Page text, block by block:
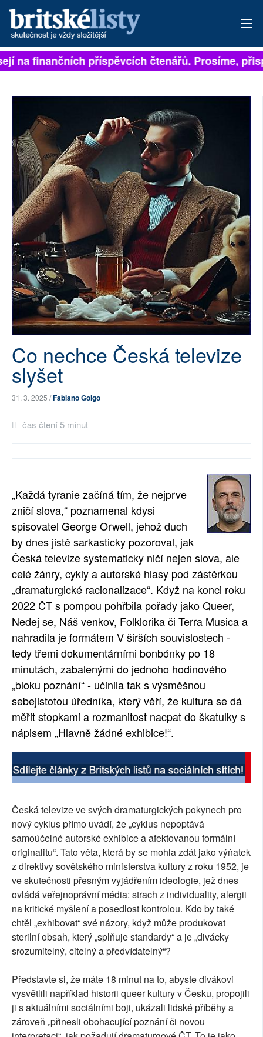
PŘIHLÁSIT
ARCHIV
ROZHOVORY
TÉMATA
NEJČTENĚJŠÍ ZA 7 DNÍ
AUTOŘI
PŘÍSPĚVKY NA PROVOZ
SOCIÁLNÍ SÍTĚ
RUBRIKY
PLNÁ VERZE STRÁNEK
na finančních příspěvcích čtenářů. Prosíme,
Co nechce Česká televize
slyšet
31. 3. 2025 /Fabiano Golgo
čas čtení 5 minut
„Každá tyranie začíná tím, že nejprve
zničí slova,“ poznamenal kdysi
spisovatel George Orwell, jehož duch
by dnes jistě sarkasticky pozoroval, jak
Česká televize systematicky ničí nejen slova, ale
celé žánry, cykly a autorské hlasy pod zástěrkou
„dramaturgické racionalizace“. Když na konci roku
2022 ČT s pompou pohřbila pořady jako Queer,
Nedej se, Náš venkov, Folklorika či Terra Musica a
nahradila je formátem V širších souvislostech -
tedy třemi dokumentárními bonbónky po 18
minutách, zabalenými do jednoho hodinového
„bloku poznání“ - učinila tak s výsměšnou
sebejistotou úředníka, který věří, že kultura se dá
měřit stopkami a rozmanitost nacpat do škatulky s
nápisem „Hlavně žádné exhibice!“.
Česká televize ve svých dramaturgických pokynech pro
nový cyklus přímo uvádí, že „cyklus nepoptává
samoúčelné autorské exhibice a afektovanou formální
originalitu“. Tato věta, která by se mohla zdát jako výňatek
z direktivy sovětského ministerstva kultury z roku 1952, je
ve skutečnosti přesným vyjádřením ideologie, jež dnes
ovládá veřejnoprávní média: strach z individuality, alergii
na kritické myšlení a posedlost kontrolou. Kdo by také
chtěl „exhibovat“ své názory, když může produkovat
sterilní obsah, který „splňuje standardy“ a je „divácky
srozumitelný, citelný a předvídatelný“?
Představte si, že máte 18 minut na to, abyste divákovi
vysvětlili například historii queer kultury v Česku, propojili
ji s aktuálními sociálními boji, ukázali lidské příběhy a
zároveň „přinesli obohacující poznání či novou